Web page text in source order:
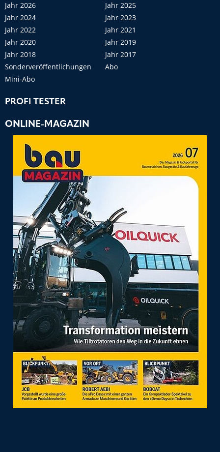
Jahr 2026
Jahr 2025
Jahr 2024
Jahr 2023
Jahr 2022
Jahr 2021
Jahr 2020
Jahr 2019
Jahr 2018
Jahr 2017
Sonderveröffentlichungen
Abo
Mini-Abo
PROFI TESTER
ONLINE-MAGAZIN